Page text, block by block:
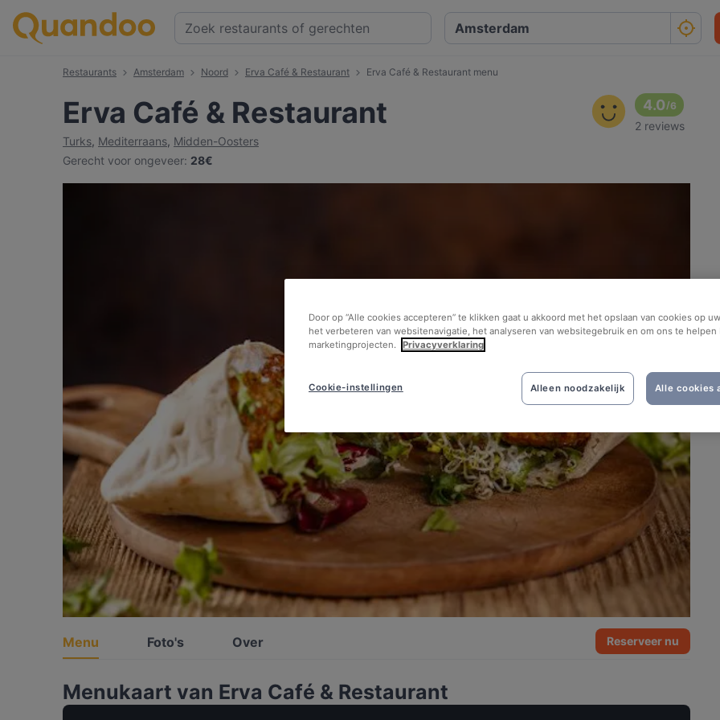
Restaurants Amsterdam Noord Erva Café & Restaurant Erva Café & Restaurant menu
Erva Café & Restaurant
Turks, Mediterraans, Midden-Oosters
Gerecht voor ongeveer: 28€
4.0/6
2 reviews
Menu Foto's Over Reserveer nu
Menukaart van Erva Café & Restaurant
Door op “Alle cookies accepteren” te klikken gaat u akkoord met het opslaan van cookies op
het verbeteren van websitenavigatie, het analyseren van websitegebruik en om ons te helpen
marketingprojecten.
Privacyverklaring
Alleen noodzakelijk Alle cookies
Cookie-instellingen